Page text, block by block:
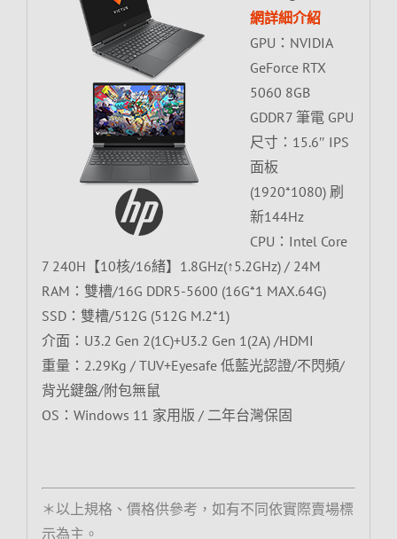
網詳細介紹
GPU：NVIDIA
GeForce RTX
5060 8GB
GDDR7 筆電 GPU
尺寸：15.6″ IPS
面板
(1920*1080) 刷
新144Hz
CPU：Intel Core
7 240H【10核/16緒】1.8GHz(↑5.2GHz) / 24M
RAM：雙槽/16G DDR5-5600 (16G*1 MAX.64G)
SSD：雙槽/512G (512G M.2*1)
介面：U3.2 Gen 2(1C)+U3.2 Gen 1(2A) /HDMI
重量：2.29Kg / TUV+Eyesafe 低藍光認證/不閃頻/
背光鍵盤/附包無鼠
OS：Windows 11 家用版 / 二年台灣保固
＊以上規格、價格供參考，如有不同依實際賣場標
示為主。